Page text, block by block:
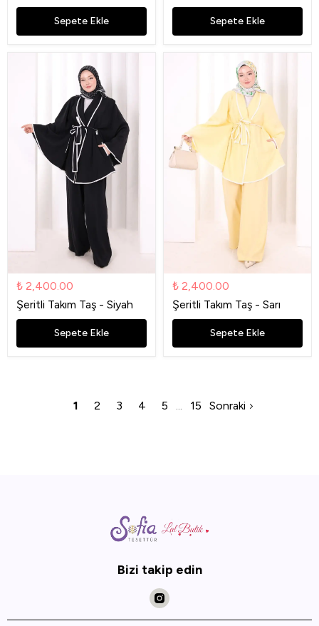
Sepete Ekle Sepete Ekle
₺ 2,400.00
Şeritli Takım Taş - Siyah
Sepete Ekle
₺ 2,400.00
Şeritli Takım Taş - Sarı
Sepete Ekle
1 2 3 4 5 15 Sonraki
Bizi takip edin